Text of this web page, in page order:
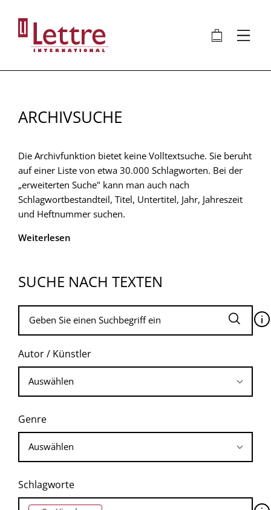
Inhalt
🛍 ⋮
ARCHIVSUCHE
Die Archivfunktion bietet keine Volltextsuche. Sie beruht
auf einer Liste von etwa 30.000 Schlagworten. Bei der
„erweiterten Suche" kann man auch nach
Schlagwortbestandteil, Titel, Untertitel, Jahr, Jahreszeit
und Heftnummer suchen.
Weiterlesen
SUCHE NACH TEXTEN
🛈
Autor / Künstler
Genre
Schlagworte